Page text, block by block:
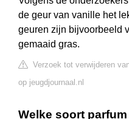
de geur van vanille het
geuren zijn bijvoorbeeld
gemaaid gras.
Verzoek tot verwijderen
op jeugdjournaal.nl
Welke soort